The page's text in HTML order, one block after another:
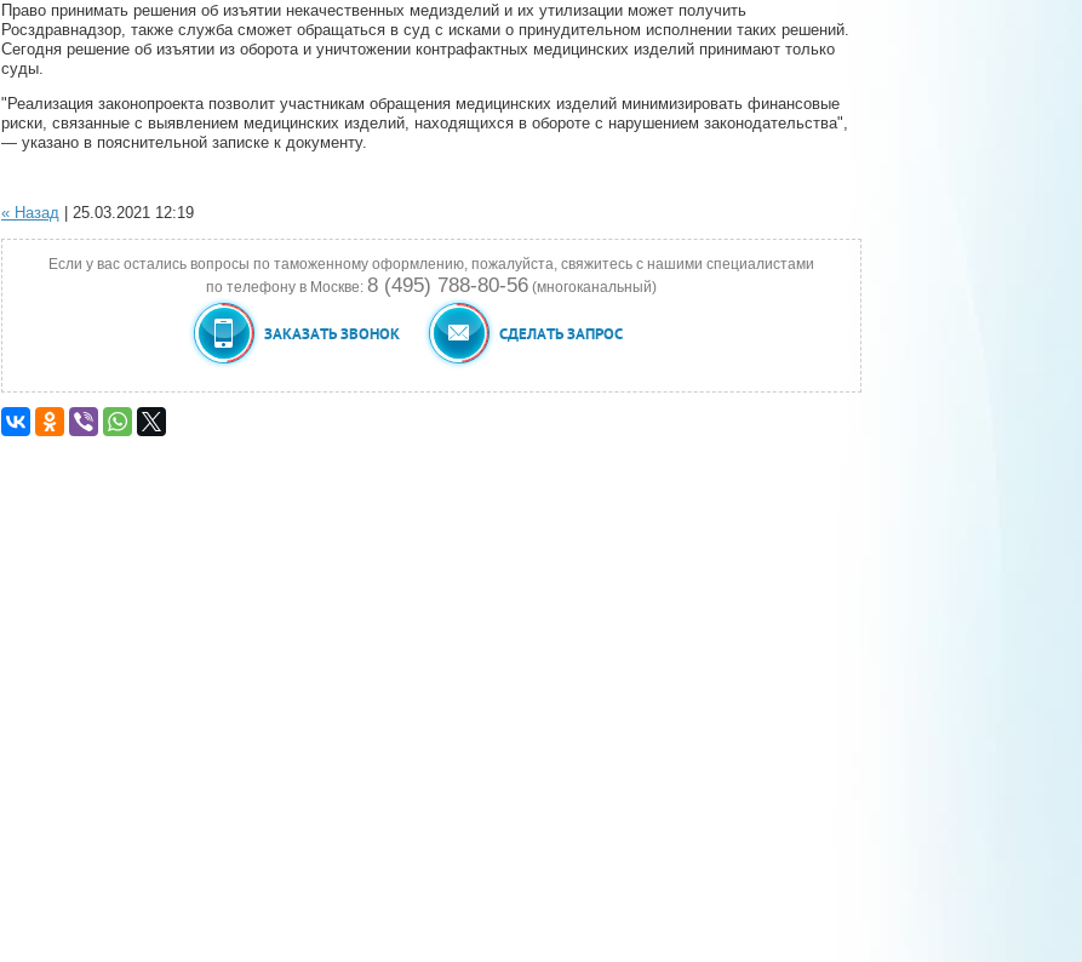
Право принимать решения об изъятии некачественных медизделий и их утилизации может получить
Росздравнадзор, также служба сможет обращаться в суд с исками о принудительном исполнении таких решений.
Сегодня решение об изъятии из оборота и уничтожении контрафактных медицинских изделий принимают только
суды.
"Реализация законопроекта позволит участникам обращения медицинских изделий минимизировать финансовые
риски, связанные с выявлением медицинских изделий, находящихся в обороте с нарушением законодательства",
— указано в пояснительной записке к документу.
« Назад | 25.03.2021 12:19
Если у вас остались вопросы по таможенному оформлению, пожалуйста, свяжитесь с нашими специалистами
по телефону в Москве: 8 (495) 788-80-56 (многоканальный)
ЗАКАЗАТЬ ЗВОНОК СДЕЛАТЬ ЗАПРОС